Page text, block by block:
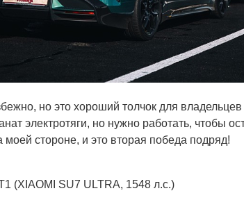
но это хороший толчок для
электротяги, но нужно работать, чтобы
моей стороне, и это вторая победа подряд!
(XIAOMI SU7 ULTRA, 1548 л.с.)